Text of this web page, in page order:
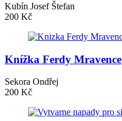
Kubín Josef Štefan
200 Kč
Knížka Ferdy Mravence
Sekora Ondřej
200 Kč